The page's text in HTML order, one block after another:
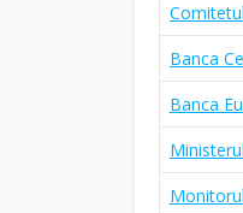
Banca
Banca